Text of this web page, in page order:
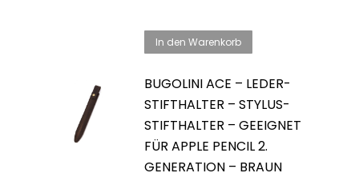
In den Warenkorb
BUGOLINI ACE – LEDER-
STIFTHALTER – STYLUS-
STIFTHALTER – GEEIGNET
FÜR APPLE PENCIL 2.
GENERATION – BRAUN